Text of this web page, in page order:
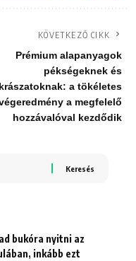
KÖVETKEZŐ CIKK
Prémium alapanyagok
pékségeknek és
a tökéletes
a megfelelő
hozzávalóval kezdődik
bukóra nyitni az
inkább ezt